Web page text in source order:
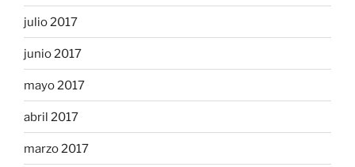
julio 2017
junio 2017
mayo 2017
abril 2017
marzo 2017